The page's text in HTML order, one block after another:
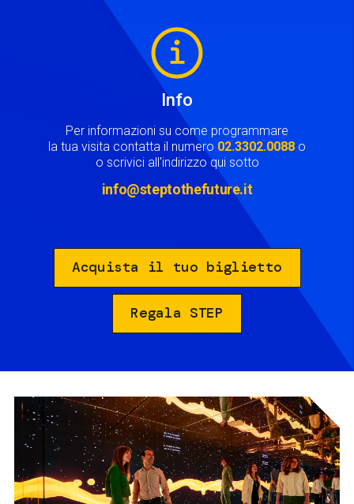
Info
Per informazioni su come programmare
la tua visita contatta il numero 02.3302.0088 o
o scrivici all'indirizzo qui sotto
info@steptothefuture.it
Acquista il tuo biglietto
Regala STEP